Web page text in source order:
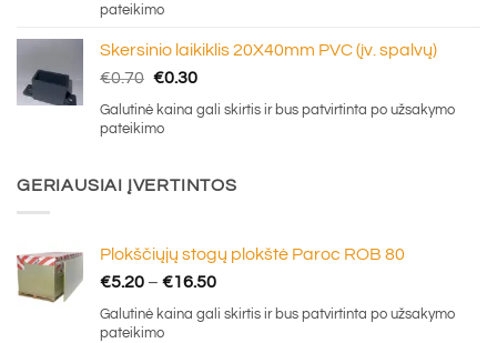
pateikimo
Skersinio laikiklis 20X40mm PVC (įv. spalvų)
€0.70 Original
price
was:
€0.30Current
price
is:
Galutinė kaina gali skirtis ir bus patvirtinta po užsakymo
pateikimo
GERIAUSIAI ĮVERTINTOS
Plokščiųjų stogų plokštė Paroc ROB 80
€5.20 – €16.50Price
range:
Galutinė kaina gali skirtis ir bus patvirtinta po užsakymo
pateikimo